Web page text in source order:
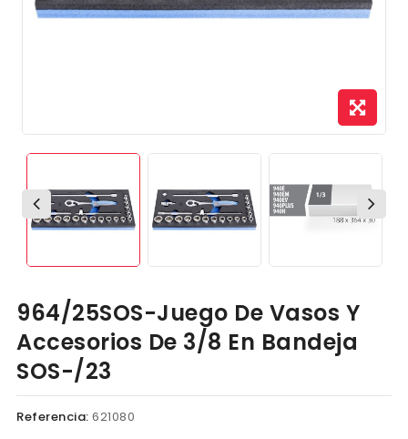
964/25SOS-Juego De Vasos Y
Accesorios De 3/8 En Bandeja
SOS-/23
Referencia: 621080